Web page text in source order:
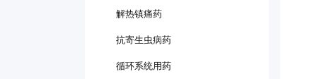
解热镇痛药
抗寄生虫病药
循环系统用药